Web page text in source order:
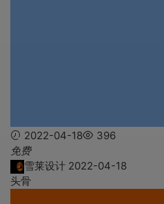
2022-04-18
396
免费
雪莱设计 2022-04-18
头骨